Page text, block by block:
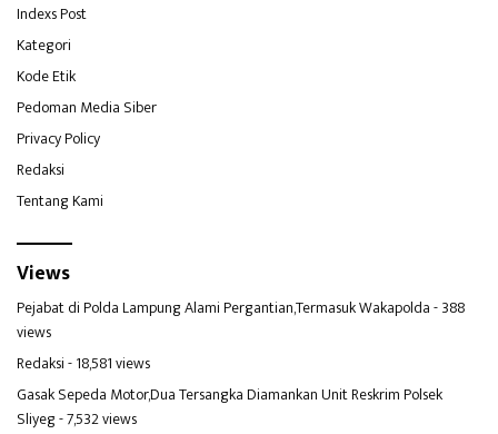
Indexs Post
Kategori
Kode Etik
Pedoman Media Siber
Privacy Policy
Redaksi
Tentang Kami
Views
Pejabat di Polda Lampung Alami Pergantian,Termasuk Wakapolda- 388
views
Redaksi- 18,581 views
Gasak Sepeda Motor,Dua Tersangka Diamankan Unit Reskrim Polsek
Sliyeg- 7,532 views